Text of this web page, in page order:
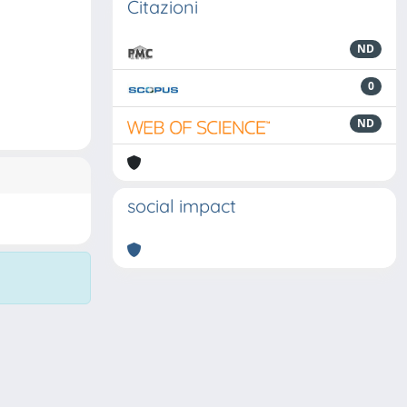
Citazioni
ND
0
ND
social impact